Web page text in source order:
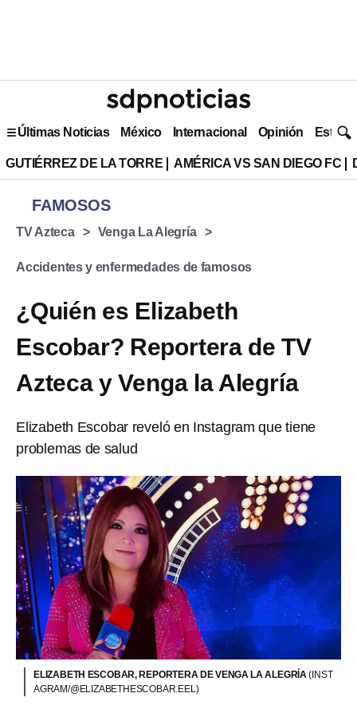
Últimas Noticias México Internacional Opinión Estilo
GUTIÉRREZ DE LA TORRE AMÉRICA VS SAN DIEGO FC
FAMOSOS
TV Azteca Venga La Alegría
Accidentes y enfermedades de famosos
¿Quién es Elizabeth
Escobar? Reportera de TV
Azteca y Venga la Alegría
Elizabeth Escobar reveló en Instagram que tiene
problemas de salud
ELIZABETH ESCOBAR, REPORTERA DE VENGA LA ALEGRÍA(INST
AGRAM/@ELIZABETHESCOBAR.EEL)